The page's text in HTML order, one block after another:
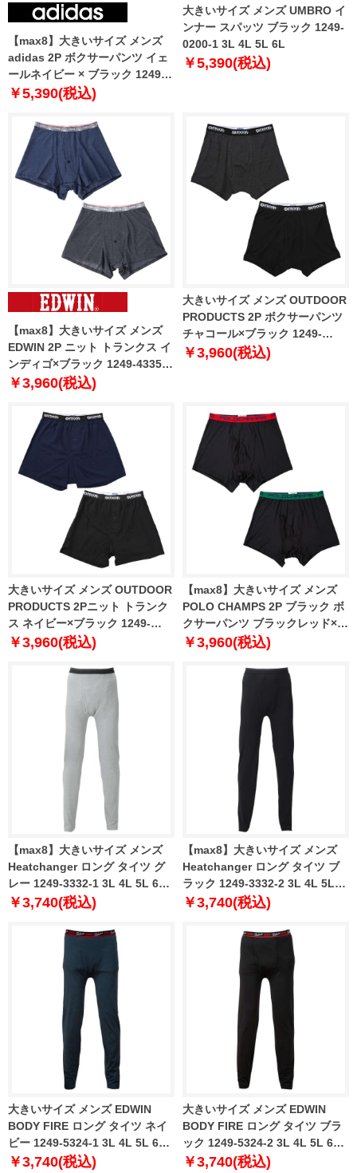
【max8】大きいサイズ メンズ
adidas 2P ボクサーパンツ イェ
ールネイビー × ブラック 1249-
3281-1 3L 4L 5L 6L 8L
￥5,390(税込)
大きいサイズ メンズ UMBRO イ
ンナー スパッツ ブラック 1249-
0200-1 3L 4L 5L 6L
￥5,390(税込)
【max8】大きいサイズ メンズ
EDWIN 2P ニット トランクス イ
ンディゴ×ブラック 1249-4335-1
3L 4L 5L 6L 7L 8L
￥3,960(税込)
大きいサイズ メンズ OUTDOOR
PRODUCTS 2P ボクサーパンツ
チャコール×ブラック 1249-
5305-1 3L 4L 5L 6L 7L 8L
￥3,960(税込)
大きいサイズ メンズ OUTDOOR
PRODUCTS 2Pニット トランク
ス ネイビー×ブラック 1249-
5306-1 3L 4L 5L 6L 7L 8L
￥3,960(税込)
【max8】大きいサイズ メンズ
POLO CHAMPS 2P ブラック ボ
クサーパンツ ブラックレッド×ブ
ラックグリーン 1249-5260-1 3L
￥3,960(税込)
【max8】大きいサイズ メンズ
Heatchanger ロング タイツ グ
レー 1249-3332-1 3L 4L 5L 6L
7L 8L
￥3,740(税込)
【max8】大きいサイズ メンズ
Heatchanger ロング タイツ ブ
ラック 1249-3332-2 3L 4L 5L
6L 7L 8L
￥3,740(税込)
大きいサイズ メンズ EDWIN
BODY FIRE ロング タイツ ネイ
ビー 1249-5324-1 3L 4L 5L 6L
7L 8L
￥3,740(税込)
大きいサイズ メンズ EDWIN
BODY FIRE ロング タイツ ブラ
ック 1249-5324-2 3L 4L 5L 6L
7L 8L
￥3,740(税込)